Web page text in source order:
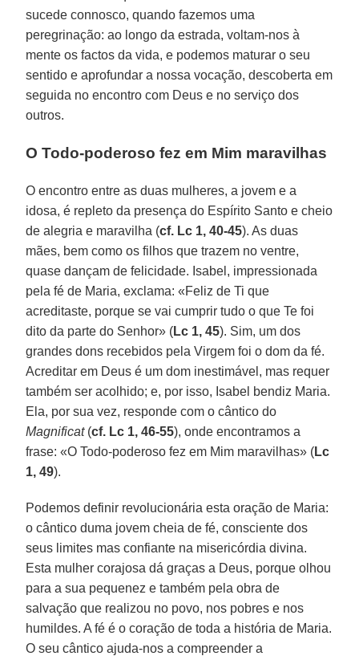
sucede connosco, quando fazemos uma
peregrinação: ao longo da estrada, voltam-nos à
mente os factos da vida, e podemos maturar o seu
sentido e aprofundar a nossa vocação, descoberta em
seguida no encontro com Deus e no serviço dos
outros.
O Todo-poderoso fez em Mim maravilhas
O encontro entre as duas mulheres, a jovem e a
idosa, é repleto da presença do Espírito Santo e cheio
de alegria e maravilha (cf. Lc 1, 40-45). As duas
mães, bem como os filhos que trazem no ventre,
quase dançam de felicidade. Isabel, impressionada
pela fé de Maria, exclama: «Feliz de Ti que
acreditaste, porque se vai cumprir tudo o que Te foi
dito da parte do Senhor» (Lc 1, 45). Sim, um dos
grandes dons recebidos pela Virgem foi o dom da fé.
Acreditar em Deus é um dom inestimável, mas requer
também ser acolhido; e, por isso, Isabel bendiz Maria.
Ela, por sua vez, responde com o cântico do
Magnificat(cf. Lc 1, 46-55), onde encontramos a
frase: «O Todo-poderoso fez em Mim maravilhas» (Lc
1, 49).
Podemos definir revolucionária esta oração de Maria:
o cântico duma jovem cheia de fé, consciente dos
seus limites mas confiante na misericórdia divina.
Esta mulher corajosa dá graças a Deus, porque olhou
para a sua pequenez e também pela obra de
salvação que realizou no povo, nos pobres e nos
humildes. A fé é o coração de toda a história de Maria.
O seu cântico ajuda-nos a compreender a